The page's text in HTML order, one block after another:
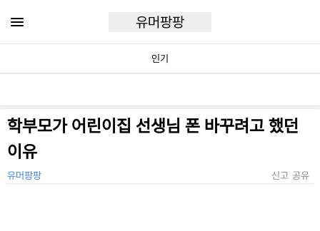
유머팡팡
인기
학부모가 어린이집 선생님 폰 바꾸려고 했던
이유
유머팡팡 신고 공유